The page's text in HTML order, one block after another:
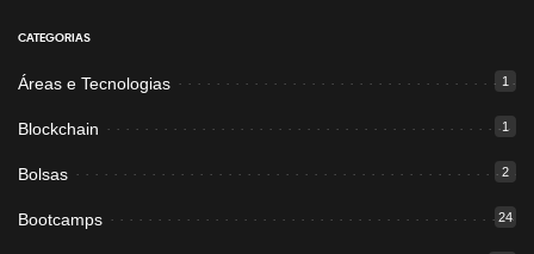
CATEGORIAS
Áreas e Tecnologias 1
Blockchain 1
Bolsas 2
Bootcamps 24